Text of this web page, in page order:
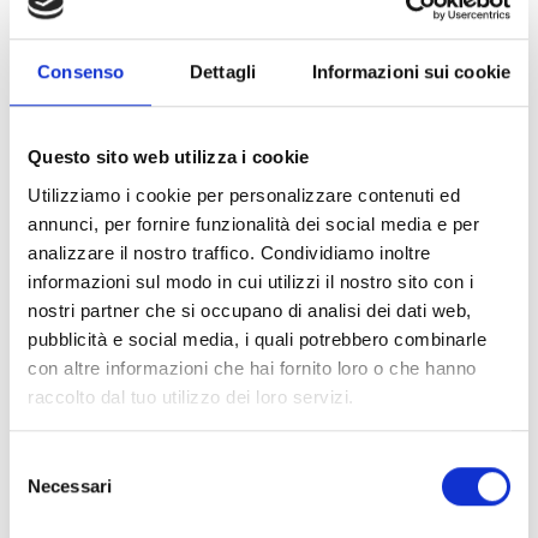
Consenso Dettagli Informazioni sui cookie
Questo sito web utilizza i cookie
Utilizziamo i cookie per personalizzare contenuti ed
annunci, per fornire funzionalità dei social media e per
analizzare il nostro traffico. Condividiamo inoltre
informazioni sul modo in cui utilizzi il nostro sito con i
nostri partner che si occupano di analisi dei dati web,
pubblicità e social media, i quali potrebbero combinarle
con altre informazioni che hai fornito loro o che hanno
raccolto dal tuo utilizzo dei loro servizi.
delNecessari
instalação segura e estável, mantendo a parte
superior do detetor selada e corretamente ligada
à tubagem exterior. Fabricadas em plástico
durável, são compatíveis com tubagem à vista
PG16, garantindo proteção contra agentes
antincêndio.